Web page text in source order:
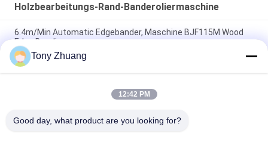
Holzbearbeitungs-Rand-Banderoliermaschine
6.4m/Min Automatic Edgebander, Maschine BJF115M Wood
Edge Banding
T60mm-Holzbearbeitungs-Rand-Banderoliermaschine
W80mm für die Möbelherstellung
H10mm-Holzbearbeitungs-Rand-Banderoliermaschine-CER
Tony Zhuang
12:42 PM
Good day, what product are you looking for?